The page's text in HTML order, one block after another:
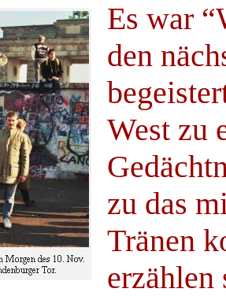
Es war
den
West zu
zu das
Tränen
erzählen